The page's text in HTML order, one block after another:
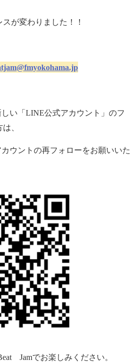
が変わりました！！
い「 LINE公式アカウント」のフ
、
ウントの再フォローをお願いいた
Jamでお楽しみください。